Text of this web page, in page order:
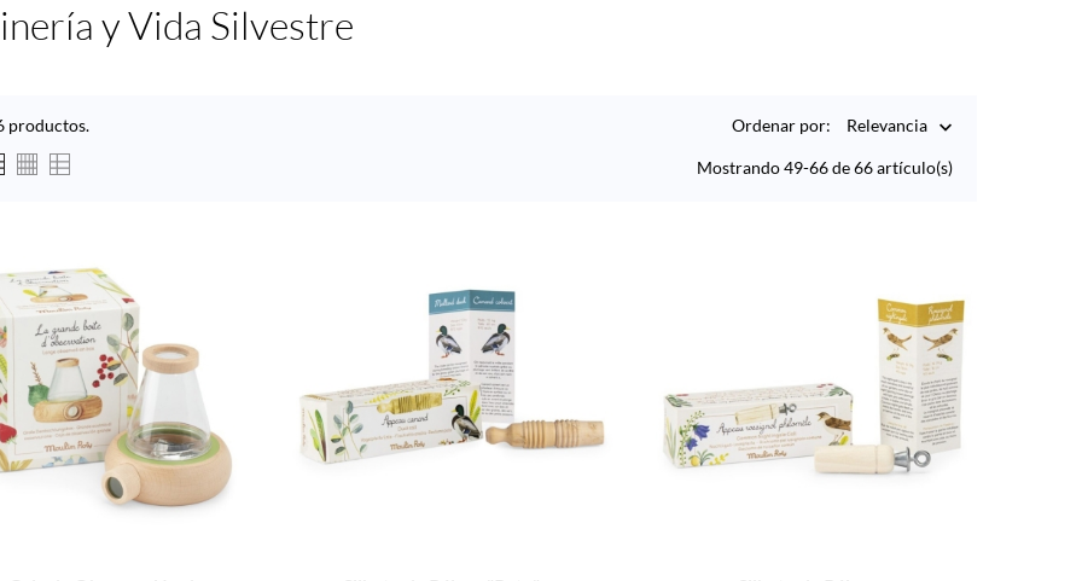
y Vida Silvestre
productos. Ordenar por: Relevancia 
Mostrando 49-66 de 66 artículo(s)